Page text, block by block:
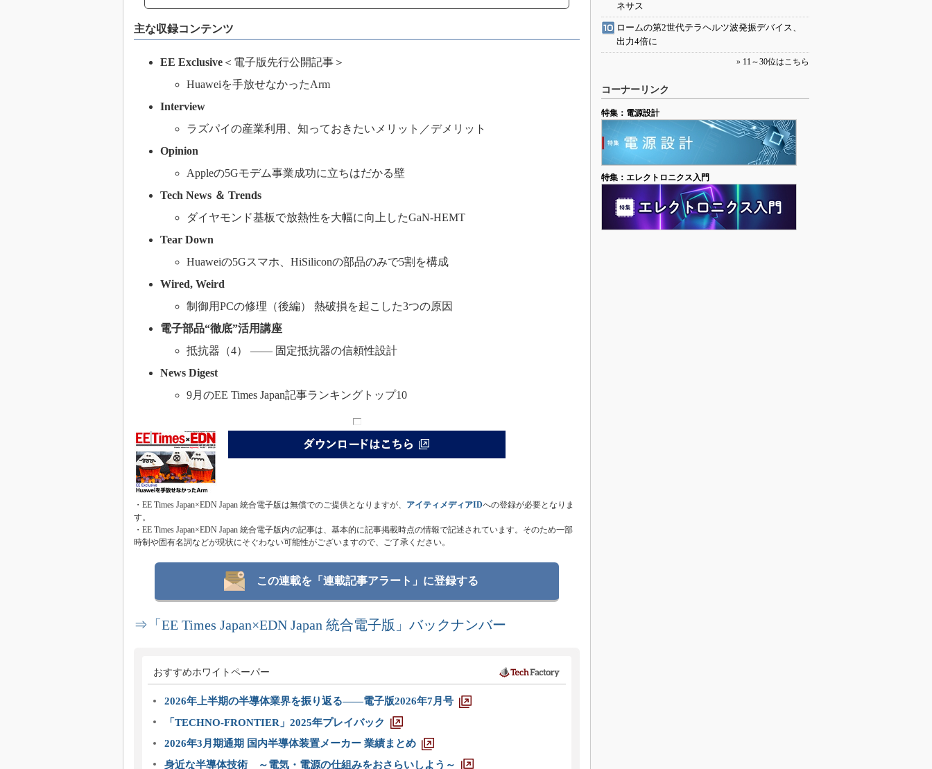
主な収録コンテンツ
EE Exclusive ＜電子版先行公開記事＞
Huaweiを手放せなかったArm
Interview
ラズパイの産業利用、知っておきたいメリット／デメリット
Opinion
Appleの5Gモデム事業成功に立ちはだかる壁
Tech News ＆ Trends
ダイヤモンド基板で放熱性を大幅に向上したGaN-HEMT
Tear Down
Huaweiの5Gスマホ、HiSiliconの部品のみで5割を構成
Wired, Weird
制御用PCの修理（後編） 熱破損を起こした3つの原因
電子部品“徹底”活用講座
抵抗器（4） ―― 固定抵抗器の信頼性設計
News Digest
9月のEE Times Japan記事ランキングトップ10
・EE Times Japan×EDN Japan 統合電子版は無償でのご提供となりますが、 アイティメディアIDへの登録が必要となりま
す。
・EE Times Japan×EDN Japan 統合電子版内の記事は、基本的に記事掲載時点の情報で記述されています。そのため一部
時制や固有名詞などが現状にそぐわない可能性がございますので、ご了承ください。
この連載を「連載記事アラート」に登録する
⇒「EE Times Japan×EDN Japan 統合電子版」バックナンバー
おすすめホワイトペーパー
2026年上半期の半導体業界を振り返る――電子版2026年7月号
「TECHNO-FRONTIER」2025年プレイバック
2026年3月期通期 国内半導体装置メーカー 業績まとめ
身近な半導体技術 ～電気・電源の仕組みをおさらいしよう～
ネサス
ロームの第2世代テラヘルツ波発振デバイス、
出力4倍に
» 11～30位はこちら
コーナーリンク
特集：電源設計
特集：エレクトロニクス入門